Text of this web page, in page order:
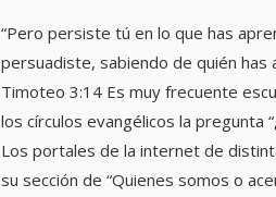
“Pero persiste tú en lo que has
persuadiste, sabiendo de quién has
Timoteo 3:14 Es muy frecuente
los círculos evangélicos la pregunta
Los portales de la internet de
su sección de “Quienes somos o